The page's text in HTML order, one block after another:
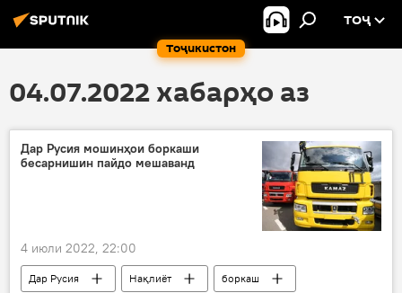
Тоҷикистон
ТОҶ
04.07.2022 хабарҳо аз
Дар Русия мошинҳои боркаши
бесарнишин пайдо мешаванд
4 июли 2022, 22:00
Дар Русия Нақлиёт
боркаш